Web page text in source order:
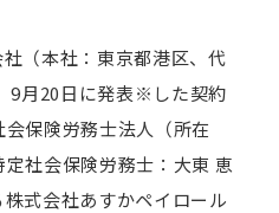
（本社：東京都港区、代
9月20日に発表※した契約
保険労務士法人（所在
社会保険労務士：大東 恵
式会社あすかペイロール